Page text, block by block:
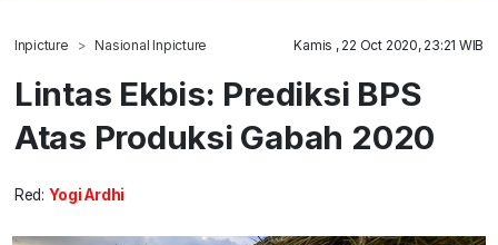
Inpicture Nasional Inpicture Kamis , 22 Oct 2020, 23:21 WIB
Lintas Ekbis: Prediksi BPS
Atas Produksi Gabah 2020
Red: Yogi Ardhi